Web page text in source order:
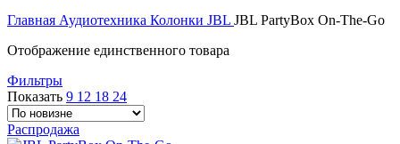
Главная Аудиотехника Колонки JBL JBL PartyBox On-The-Go
Отображение единственного товара
Фильтры
Показать 9 12 18 24
Распродажа